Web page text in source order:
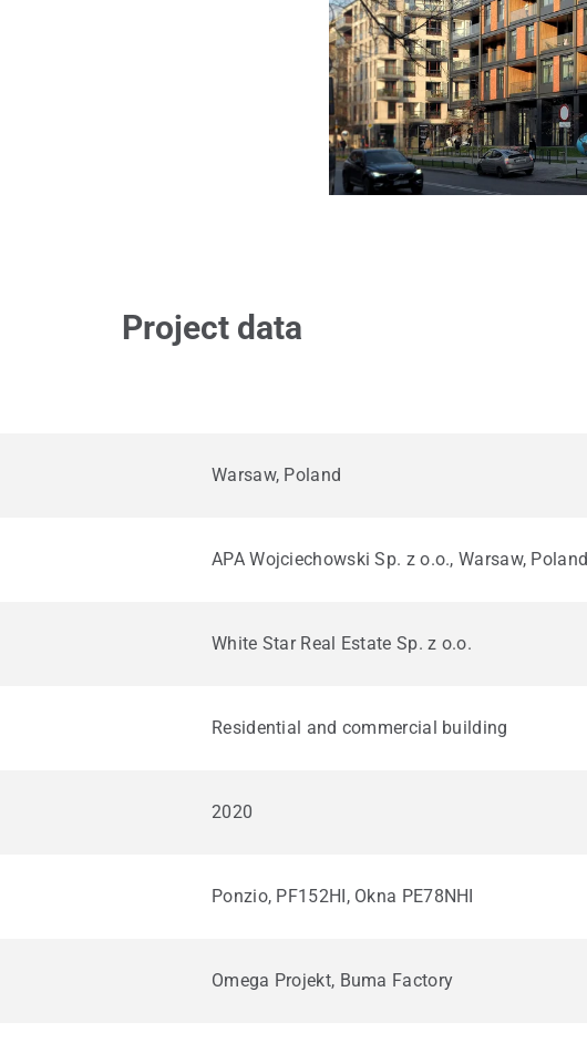
Project data
Warsaw, Poland
APA Wojciechowski Sp. z o.o., Warsaw, Poland
White Star Real Estate Sp. z o.o.
Residential and commercial building
2020
Ponzio, PF152HI, Okna PE78NHI
Omega Projekt, Buma Factory